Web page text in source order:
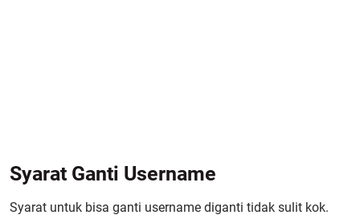
Syarat Ganti Username
Syarat untuk bisa ganti username diganti tidak sulit kok.